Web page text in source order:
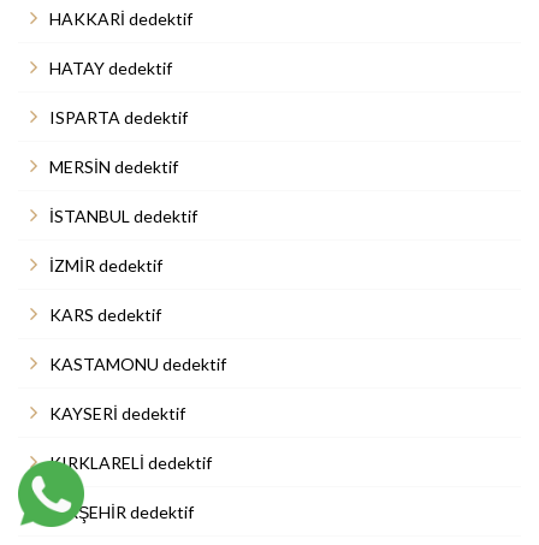
HAKKARİ dedektif
HATAY dedektif
ISPARTA dedektif
MERSİN dedektif
İSTANBUL dedektif
İZMİR dedektif
KARS dedektif
KASTAMONU dedektif
KAYSERİ dedektif
KIRKLARELİ dedektif
KIRŞEHİR dedektif